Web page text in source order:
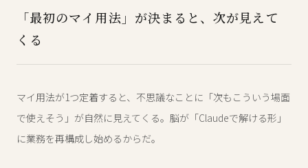
「最初のマイ用法」が決まると、次が見えて
くる
マイ用法が1つ定着すると、不思議なことに「次もこういう場面
で使えそう」が自然に見えてくる。脳が「Claudeで解ける形」
に業務を再構成し始めるからだ。